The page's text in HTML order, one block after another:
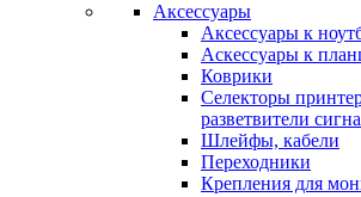
Аксессуары
Аксессуары к
Аскессуары к
Коврики
Селекторы
разветвители
Шлейфы, кабели
Переходники
Крепления для